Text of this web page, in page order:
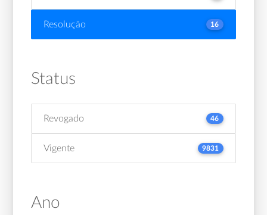
Resolução 16
Status
Revogado 46
Vigente 9831
Ano